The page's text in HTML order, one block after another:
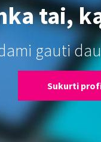
tai,
gauti
Sukurti